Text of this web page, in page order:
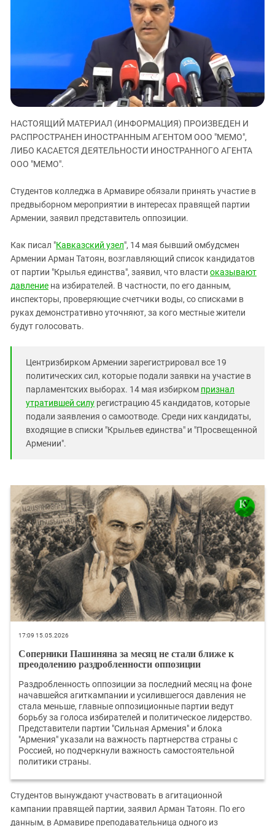
ЗАСТАВЛЯЕТ
КАВКАЗ ЗА ПАЛЕСТИНУ
ИНАКОМЫСЛИЕ В ЧЕЧНЕ
ПРЕСЛЕДОВАНИЕ АКТИВИСТОВ
МОБИЛИЗАЦИЯ И ПРОТЕСТЫ
Кабардино-Балкария
Калмыкия
Карачаево-Черкесия
Краснодарский край
Нагорный Карабах
Ростовская область
СКФО
Ставропольский край
Южная Осетия
Южный Кавказ
ЮФО
НАСТОЯЩИЙ МАТЕРИАЛ (ИНФОРМАЦИЯ) ПРОИЗВЕДЕН И
РАСПРОСТРАНЕН ИНОСТРАННЫМ АГЕНТОМ ООО "МЕМО",
ЛИБО КАСАЕТСЯ ДЕЯТЕЛЬНОСТИ ИНОСТРАННОГО АГЕНТА
ООО "МЕМО".
Студентов колледжа в Армавире обязали принять участие в
предвыборном мероприятии в интересах правящей партии
Армении, заявил представитель оппозиции.
Как писал "Кавказский узел", 14 мая бывший омбудсмен
Армении Арман Татоян, возглавляющий список кандидатов
от партии "Крылья единства", заявил, что власти оказывают
давление на избирателей. В частности, по его данным,
инспекторы, проверяющие счетчики воды, со списками в
руках демонстративно уточняют, за кого местные жители
будут голосовать.
Центризбирком Армении зарегистрировал все 19
политических сил, которые подали заявки на участие в
парламентских выборах. 14 мая избирком признал
утратившей силу регистрацию 45 кандидатов, которые
подали заявления о самоотводе. Среди них кандидаты,
входящие в списки "Крыльев единства" и "Просвещенной
Армении".
17:09 15.05.2026
Соперники Пашиняна за месяц не стали ближе к
преодолению раздробленности оппозиции
Раздробленность оппозиции за последний месяц на фоне
начавшейся агиткампании и усилившегося давления не
стала меньше, главные оппозиционные партии ведут
борьбу за голоса избирателей и политическое лидерство.
Представители партии "Сильная Армения" и блока
"Армения" указали на важность партнерства страны с
Россией, но подчеркнули важность самостоятельной
политики страны.
Студентов вынуждают участвовать в агитационной
кампании правящей партии, заявил Арман Татоян. По его
данным, в Армавире преподавательница одного из